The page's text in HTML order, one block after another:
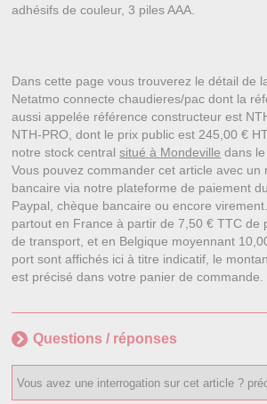
adhésifs de couleur, 3 piles AAA.
Dans cette page vous trouverez le détail de
Netatmo connecte chaudieres/pac dont la
aussi appelée référence constructeur est
NTH-PRO, dont le prix public est 245,00 €
notre stock centralsitué à Mondeville dans le
Vous pouvez commander cet article avec un
bancaire via notre plateforme de paiement
Paypal, chèque bancaire ou encore
partout en France à partir de 7,50 € TTC de
de transport, et en Belgique moyennant
port sont affichés ici à titre indicatif, le
est précisé dans votre panier de commande.
Questions / réponses